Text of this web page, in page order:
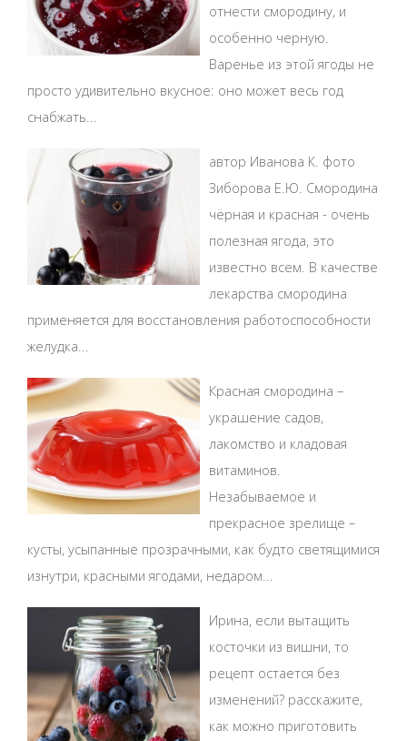
отнести смородину, и
особенно черную.
Варенье из этой ягоды не
просто удивительно вкусное: оно может весь год
снабжать...
автор Иванова К. фото
Зиборова Е.Ю. Смородина
чёрная и красная - очень
полезная ягода, это
известно всем. В качестве
лекарства смородина
применяется для восстановления работоспособности
желудка...
Красная смородина –
украшение садов,
лакомство и кладовая
витаминов.
Незабываемое и
прекрасное зрелище –
кусты, усыпанные прозрачными, как будто светящимися
изнутри, красными ягодами, недаром...
Ирина, если вытащить
косточки из вишни, то
рецепт остается без
изменений? расскажите,
как можно приготовить